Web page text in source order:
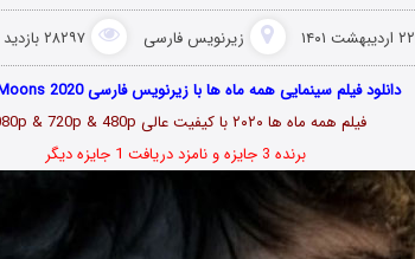
۲۲ اردیبهشت ۱۴۰۱ زیرنویس فارسی ۲۸۲۹۷ بازدید
دانلود فیلم سینمایی همه ماه ها با زیرنویس فارسی All the Moons 2020
فیلم همه ماه ها ۲۰۲۰ با کیفیت عالی 1080p & 720p & 480p
برنده 3 جایزه و نامزد دریافت 1 جایزه دیگر